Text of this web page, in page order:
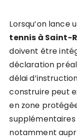
Lorsqu’on lance
tennis à Saint-
doivent être
déclaration
délai
construire peut
en zone
notamment